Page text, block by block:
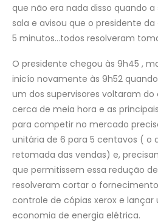
que não era nada disso quando
sala e avisou que o presidente
5 minutos…todos resolveram
O presidente chegou às 9h45 ,
inicío novamente às 9h52
um dos supervisores voltaram do
cerca de meia hora e as
para competir no mercado
unitária de 6 para 5 centavos ( o
retomada das vendas) e,
que permitissem essa redução
resolveram cortar o
controle de cópias xerox e
economia de energia elétrica.